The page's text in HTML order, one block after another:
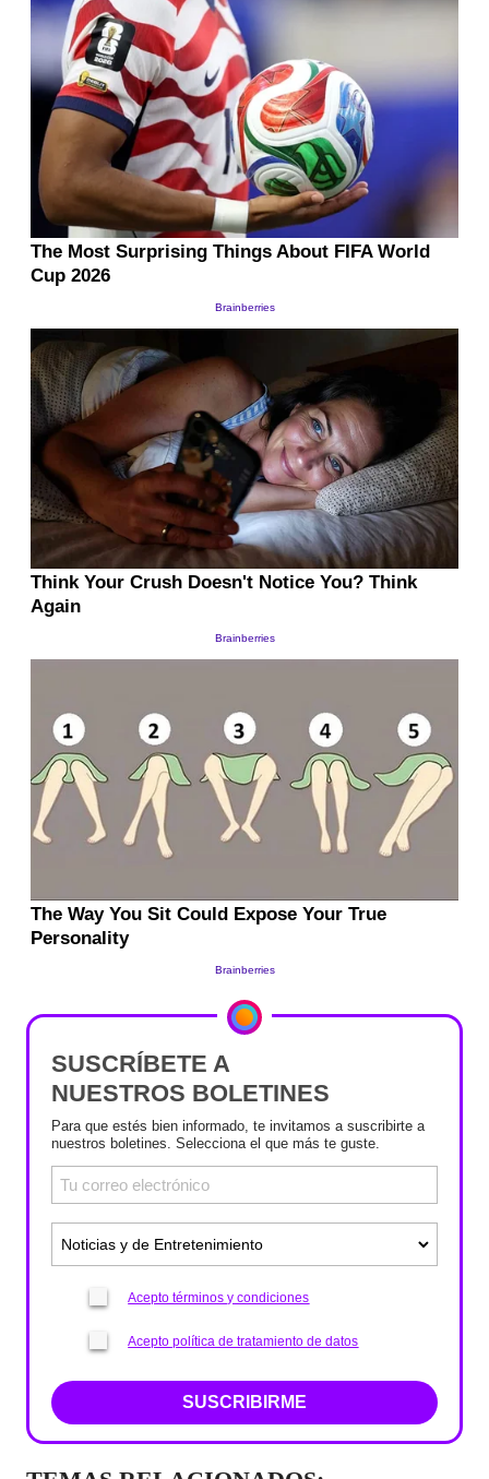
SUSCRÍBETE A
NUESTROS BOLETINES
Para que estés bien informado, te invitamos a suscribirte a
nuestros boletines. Selecciona el que más te guste.
Acepto términos y condiciones
Acepto política de tratamiento de datos
SUSCRIBIRME